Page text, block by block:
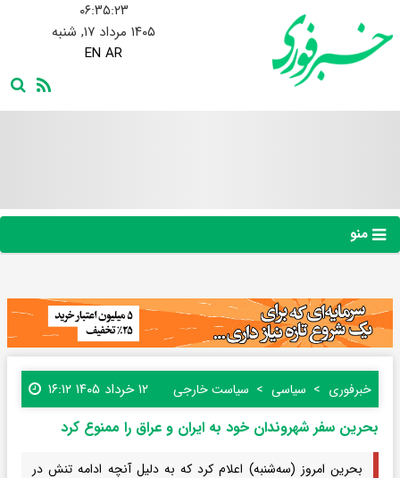
۰۶:۳۵:۲۴
۱۴۰۵ مرداد ۱۷, شنبه
EN AR
منو
خبرفوری سیاسی سیاست خارجی ۱۲ خرداد ۱۴۰۵ ۱۶:۱۲
بحرین سفر شهروندان خود به ایران و عراق را ممنوع کرد
بحرین امروز (سه‌شنبه) اعلام کرد که به دلیل آنچه ادامه تنش در